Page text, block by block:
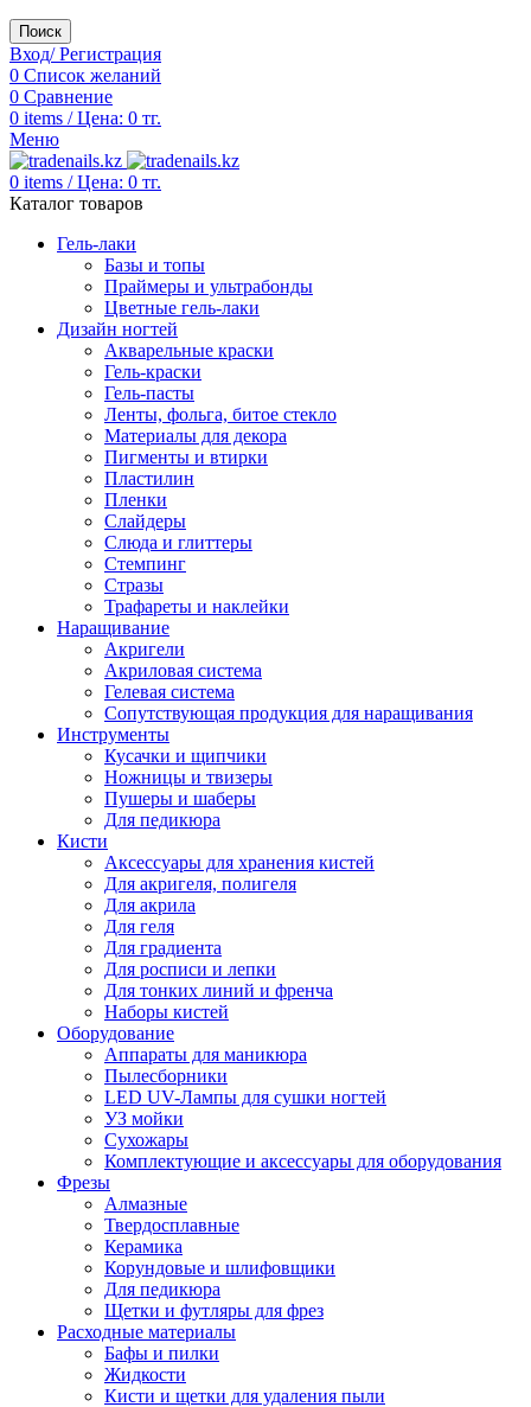
Поиск
Вход/ Регистрация
0 Список желаний
0 Сравнение
0 items / Цена: 0 тг.
Меню
0 items / Цена: 0 тг.
Каталог товаров
Гель-лаки
Базы и топы
Праймеры и ультрабонды
Цветные гель-лаки
Дизайн ногтей
Акварельные краски
Гель-краски
Гель-пасты
Ленты, фольга, битое стекло
Материалы для декора
Пигменты и втирки
Пластилин
Пленки
Слайдеры
Слюда и глиттеры
Стемпинг
Стразы
Трафареты и наклейки
Наращивание
Акригели
Акриловая система
Гелевая система
Сопутствующая продукция для наращивания
Инструменты
Кусачки и щипчики
Ножницы и твизеры
Пушеры и шаберы
Для педикюра
Кисти
Аксессуары для хранения кистей
Для акригеля, полигеля
Для акрила
Для геля
Для градиента
Для росписи и лепки
Для тонких линий и френча
Наборы кистей
Оборудование
Аппараты для маникюра
Пылесборники
LED UV-Лампы для сушки ногтей
УЗ мойки
Сухожары
Комплектующие и аксессуары для оборудования
Фрезы
Алмазные
Твердосплавные
Керамика
Корундовые и шлифовщики
Для педикюра
Щетки и футляры для фрез
Расходные материалы
Бафы и пилки
Жидкости
Кисти и щетки для удаления пыли